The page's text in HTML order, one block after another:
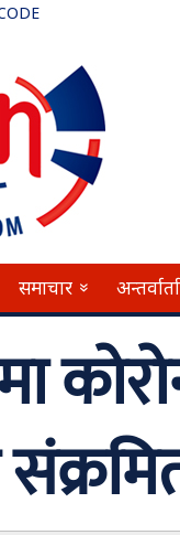
समाचार » अन्तर्वार्ता